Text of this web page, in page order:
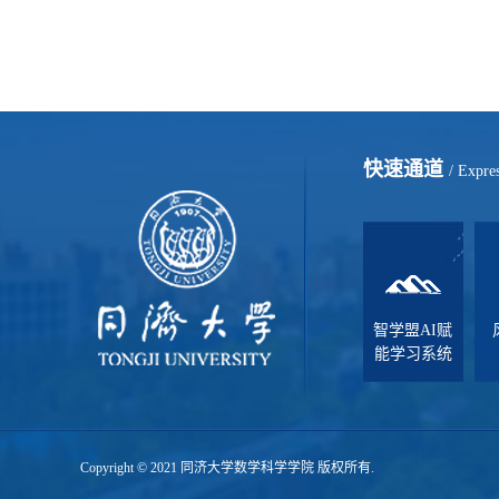
快速通道 /
智学盟AI赋
能学习系统
Copyright © 2021 同济大学数学科学学院 版权所有.